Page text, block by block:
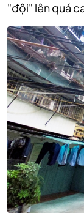
"đội" lên quá